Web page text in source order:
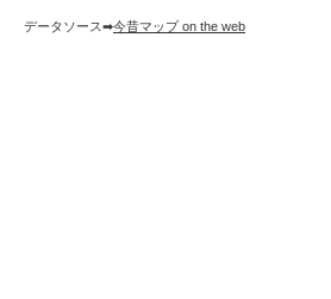
データソース➡︎今昔マップ on the web